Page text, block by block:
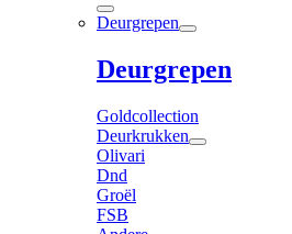
Deurgrepen
Deurgrepen
Goldcollection
Deurkrukken
Olivari
Dnd
Groël
FSB